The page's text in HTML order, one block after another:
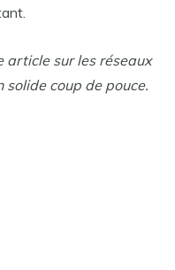
article sur les réseaux
solide coup de pouce.